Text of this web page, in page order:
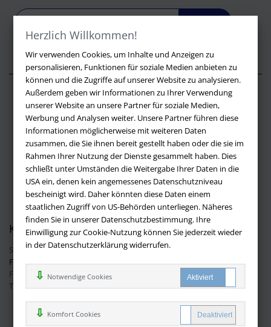
Herzlich Willkommen!
Wir verwenden Cookies, um Inhalte und Anzeigen zu
personalisieren, Funktionen für soziale Medien anbieten zu
können und die Zugriffe auf unserer Website zu analysieren.
Außerdem geben wir Informationen zu Ihrer Verwendung
unserer Website an unsere Partner für soziale Medien,
Werbung und Analysen weiter. Unsere Partner führen diese
Informationen möglicherweise mit weiteren Daten
zusammen, die Sie ihnen bereit gestellt haben oder die sie im
Rahmen Ihrer Nutzung der Dienste gesammelt haben. Dies
schließt unter Umständen die Weitergabe Ihrer Daten in die
USA ein, denen kein angemessenes Datenschutzniveau
bescheinigt wird. Daher könnten diese Daten einem
staatlichen Zugriff von US-Behörden unterliegen. Näheres
finden Sie in unserer Datenschutzbestimmung. Ihre
Einwilligung zur Cookie-Nutzung können Sie jederzeit wieder
in der Datenschutzerklärung widerrufen.
Notwendige Cookies
Komfort Cookies
Über buchversandmimpf2000.de
Impressum
Versandbedingungen
Widerruf
Batteriehinweis
AGB
Datenschutz
Kontakt
Sie haben Fragen?Hier finden Sie Antworten auf häufig gestellte
Fragen.
Fragen per E-Mail:info@buchversandmimpf2000.de
Telefon: +49 (0)9209 20 23 188
Ihre Vorteile bei uns
Kostenloser Versand innerhalb Deutschlands